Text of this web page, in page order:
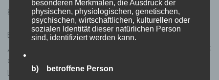
gewesen sein.
Ein paar Tage später traf ich mich mit Levi. Wir redeten darüber.
„Du musst dir klar werden, wen du willst Skye“, sagte er. „Willst
du Leon oder Liam?“ Ich wusste, dass ich Liam wollte. Liam hier,
Liam da, Liam tralalalalala.
besonderen Merkmalen, die Ausdruck der
physischen, physiologischen, genetischen,
psychischen, wirtschaftlichen, kulturellen oder
sozialen Identität dieser natürlichen Person
sind, identifiziert werden kann.
b) betroffene Person